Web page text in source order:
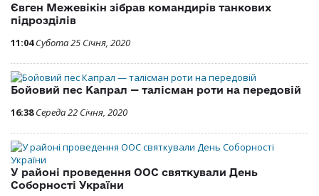
Євген Межевікін зібрав командирів танкових
підрозділів
11:04 Субота 25 Січня, 2020
Бойовий пес Капрал — талісман роти на передовій
16:38 Середа 22 Січня, 2020
У районі проведення ООС святкували День
Соборності України